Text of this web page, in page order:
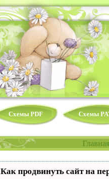
Схемы PDF Схемы
Главная
Как продвинуть сайт на